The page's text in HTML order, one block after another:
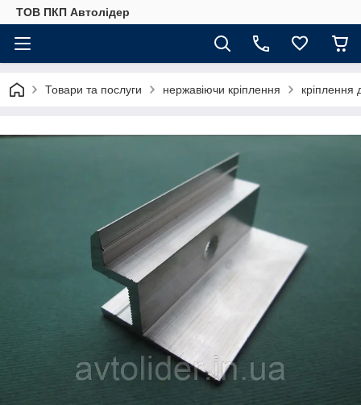
ТОВ ПКП Автолідер
Товари та послуги нержавіючи кріплення кріплення